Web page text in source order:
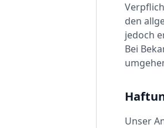
den
jedoch
Bei
Unser